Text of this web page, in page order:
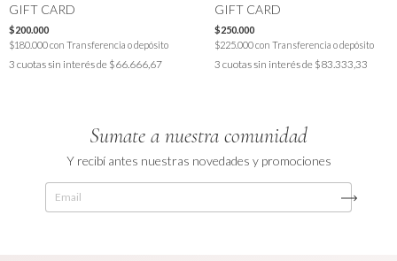
GIFT CARD
$200.000
$180.000con Transferencia o depósito
3 cuotas sin interés de $66.666,67
GIFT CARD
$250.000
$225.000con Transferencia o depósito
3 cuotas sin interés de $83.333,33
Sumate a nuestra comunidad
Y recibí antes nuestras novedades y promociones